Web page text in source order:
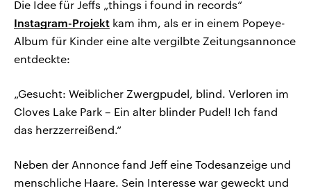
Die Idee für Jeffs „things i found in records“
Instagram-Projekt kam ihm, als er in einem Popeye-
Album für Kinder eine alte vergilbte Zeitungsannonce
entdeckte:
„Gesucht: Weiblicher Zwergpudel, blind. Verloren im
Cloves Lake Park – Ein alter blinder Pudel! Ich fand
das herzzerreißend.“
Neben der Annonce fand Jeff eine Todesanzeige und
menschliche Haare. Sein Interesse war geweckt und